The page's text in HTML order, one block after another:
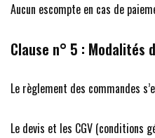
Aucun escompte en cas de
Clause n° 5 : Modalités
Le règlement des commandes
Le devis et les CGV (conditions